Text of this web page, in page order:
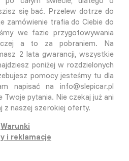
się bać. Przelew dotrze do
zamówienie trafia do Ciebie do
we fazie przygotowywania
a to za pobraniem. Na
2 lata gwarancji, wszystkie
poniżej w rozdzielonych
pomocy jesteśmy tu dla
napisać na info@slepicar.pl
pytania. Nie czekaj już ani
z naszej szerokiej oferty.
Warunki
i reklamacje